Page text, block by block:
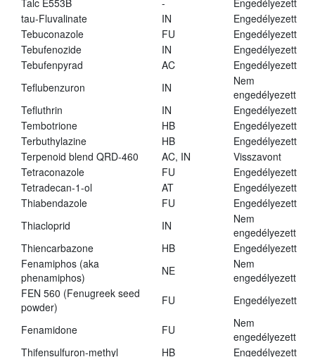
Talc E553B
-
Engedélyezett
tau-Fluvalinate
IN
Engedélyezett
Tebuconazole
FU
Engedélyezett
Tebufenozide
IN
Engedélyezett
Tebufenpyrad
AC
Engedélyezett
Teflubenzuron
IN
Nem
engedélyezett
Tefluthrin
IN
Engedélyezett
Tembotrione
HB
Engedélyezett
Terbuthylazine
HB
Engedélyezett
Terpenoid blend QRD-460
AC, IN
Visszavont
Tetraconazole
FU
Engedélyezett
Tetradecan-1-ol
AT
Engedélyezett
Thiabendazole
FU
Engedélyezett
Thiacloprid
IN
Nem
engedélyezett
Thiencarbazone
HB
Engedélyezett
Fenamiphos (aka
phenamiphos)
NE
Nem
engedélyezett
FEN 560 (Fenugreek seed
powder)
FU Engedélyezett
Fenamidone FU
Nem
engedélyezett
Thifensulfuron-methyl
HB
Engedélyezett